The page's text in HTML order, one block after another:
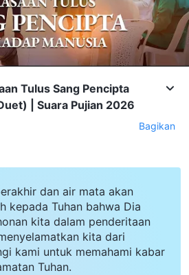
Tulus Sang Pencipta
| Suara Pujian 2026
Bagikan
dan air mata akan
kepada Tuhan bahwa Dia
kita dalam penderitaan
kita dari
kami untuk memahami kabar
Tuhan.